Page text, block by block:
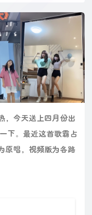
，今天送上四月份出
下。最近这首歌霸占
原唱，视频版为各路